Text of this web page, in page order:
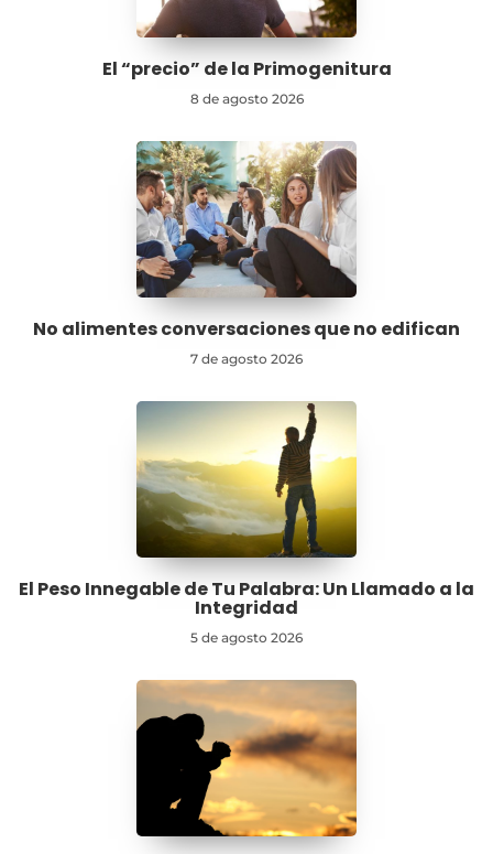
El “precio” de la Primogenitura
8 de agosto 2026
No alimentes conversaciones que no edifican
7 de agosto 2026
El Peso Innegable de Tu Palabra: Un Llamado a la
Integridad
5 de agosto 2026